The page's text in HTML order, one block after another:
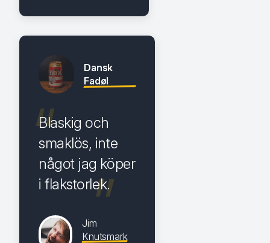
Dansk
Fadøl
Blaskig och
smaklös, inte
något jag köper
i flakstorlek.
Jim
Knutsmark